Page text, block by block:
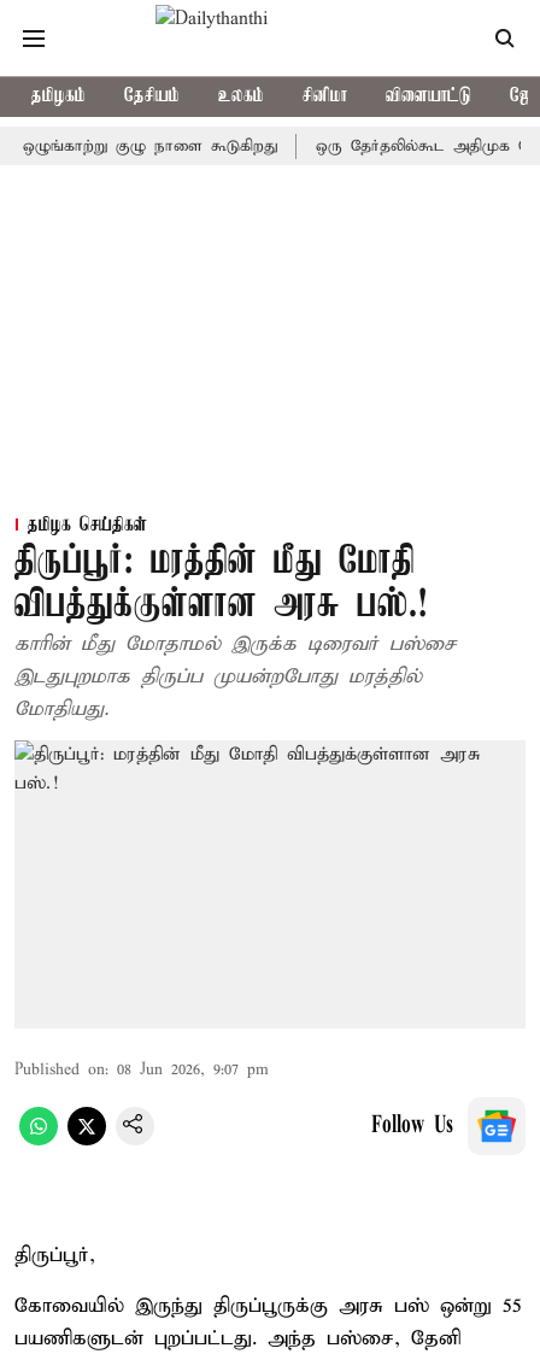
தமிழகம் தேசியம் உலகம் சினிமா விளையாட்டு
குழு நாளை கூடுகிறது ஒரு தேர்தலில்கூட அதிமுக
தமிழக செய்திகள்
திருப்பூர்: மரத்தின் மீது மோதி
விபத்துக்குள்ளான அரசு பஸ்.!
காரின் மீது மோதாமல் இருக்க டிரைவர் பஸ்சை
இடதுபுறமாக திருப்ப முயன்றபோது மரத்தில்
மோதியது.
Published on: 08 Jun 2026, 9:07 pm
Follow Us
திருப்பூர்,
கோவையில் இருந்து திருப்பூருக்கு அரசு பஸ் ஒன்று 55
பயணிகளுடன் புறப்பட்டது. அந்த பஸ்சை, தேனி